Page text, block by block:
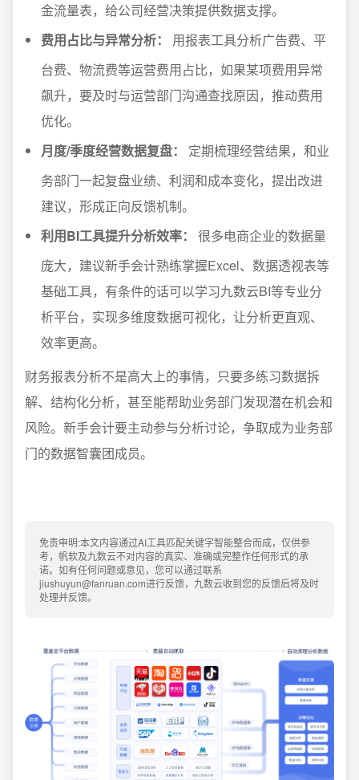
金流量表，给公司经营决策提供数据支撑。
费用占比与异常分析：
用报表工具分析广告费、平
台费、物流费等运营费用占比，如果某项费用异常
飙升，要及时与运营部门沟通查找原因，推动费用
优化。
月度/季度经营数据复盘：
定期梳理经营结果，和业
务部门一起复盘业绩、利润和成本变化，提出改进
建议，形成正向反馈机制。
利用BI工具提升分析效率：
很多电商企业的数据量
庞大，建议新手会计熟练掌握Excel、数据透视表等
基础工具，有条件的话可以学习九数云BI等专业分
析平台，实现多维度数据可视化，让分析更直观、
效率更高。
财务报表分析不是高大上的事情，只要多练习数据拆
解、结构化分析，甚至能帮助业务部门发现潜在机会和
风险。新手会计要主动参与分析讨论，争取成为业务部
门的数据智囊团成员。
免责申明:本文内容通过AI工具匹配关键字智能整合而成，仅供参
考，帆软及九数云不对内容的真实、准确或完整作任何形式的承
诺。如有任何问题或意见，您可以通过联系
jiushuyun@fanruan.com进行反馈，九数云收到您的反馈后将及时
处理并反馈。